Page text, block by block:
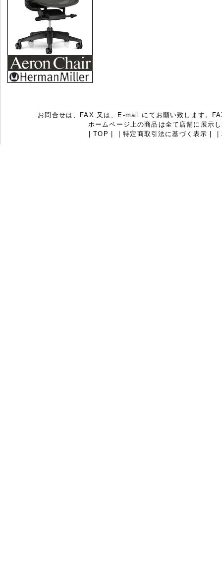
お問合せは、FAX 又は、E-mail にてお願い致します。
ホームページ上の商品は全て店舗に展示
|TOP |特定商取引法に基づく表示 |